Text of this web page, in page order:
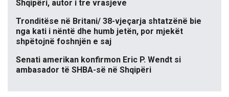
Shqipëri, autor i tre vrasjeve
Tronditëse në Britani/ 38-vjeçarja shtatzënë bie
nga kati i nëntë dhe humb jetën, por mjekët
shpëtojnë foshnjën e saj
Senati amerikan konfirmon Eric P. Wendt si
ambasador të SHBA-së në Shqipëri